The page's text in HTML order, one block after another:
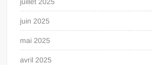
juin 2025
mai 2025
avril 2025